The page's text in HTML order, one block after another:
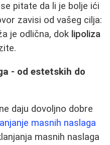
pitate da li je bolje ići
zavisi od vašeg cilja:
je odlična, dok lipoliza
- od estetskih do
daju dovoljno dobre
masnih naslaga
masnih naslaga